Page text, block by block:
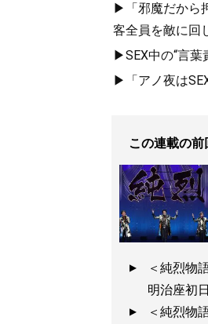
記事一覧へ
▶「邪魔だから
客全員を敵に回
▶SEX中の“言葉
▶「アノ夜は
この連載の前
＜純烈物
明治座初
＜純烈物